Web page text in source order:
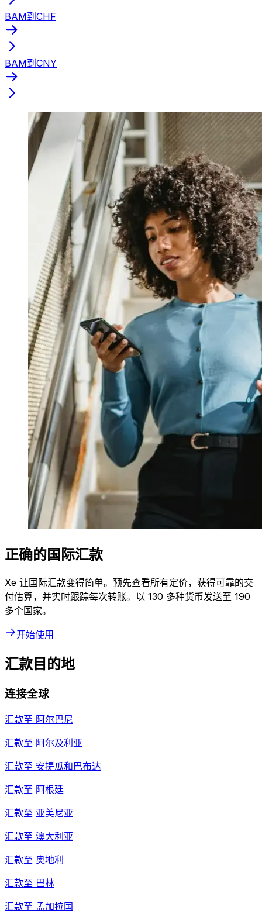
BAM到CHF
BAM到CNY
正确的国际汇款
Xe 让国际汇款变得简单。预先查看所有定价，获得可靠的交
付估算，并实时跟踪每次转账。以 130 多种货币发送至 190
多个国家。
开始使用
汇款目的地
连接全球
汇款至 阿尔巴尼
汇款至 阿尔及利亚
汇款至 安提瓜和巴布达
汇款至 阿根廷
汇款至 亚美尼亚
汇款至 澳大利亚
汇款至 奥地利
汇款至 巴林
汇款至 孟加拉国